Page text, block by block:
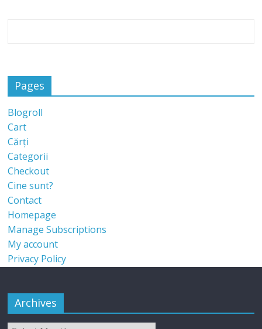
Pages
Blogroll
Cart
Cărți
Categorii
Checkout
Cine sunt?
Contact
Homepage
Manage Subscriptions
My account
Privacy Policy
Archives